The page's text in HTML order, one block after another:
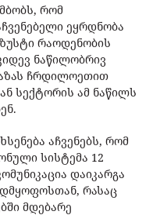
რომ
ეყრდნობა
რაოდენობის
ნაწილობრივ
ჩრდილოეთით
სექტორის ამ ნაწილს
აჩვენებს, რომ
სისტემა 12
დაიკარგა
რასაც
მდებარე